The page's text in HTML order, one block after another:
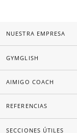
NUESTRA EMPRESA
GYMGLISH
AIMIGO COACH
REFERENCIAS
SECCIONES ÚTILES